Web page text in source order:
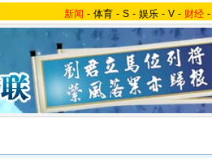
新闻 - 体育 - S - 娱乐 - V - 财经 -